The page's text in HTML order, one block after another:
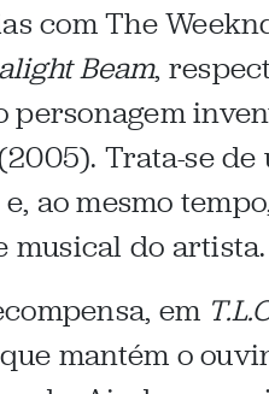
com The
Beam,
personagem
Trata-se de
ao mesmo
musical do artista.
em
mantém o